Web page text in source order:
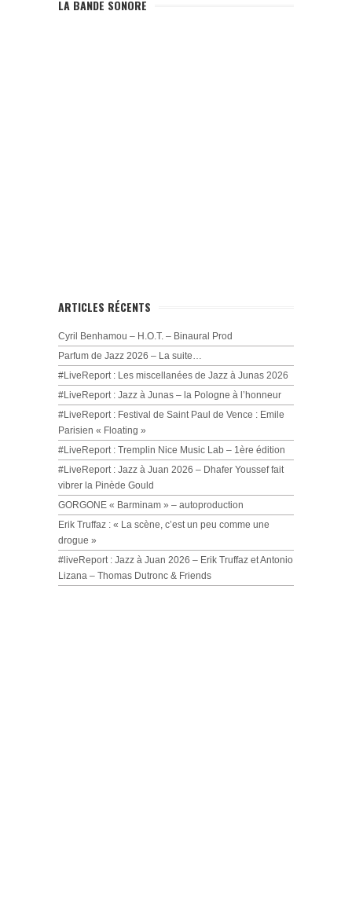
LA BANDE SONORE
ARTICLES RÉCENTS
Cyril Benhamou – H.O.T. – Binaural Prod
Parfum de Jazz 2026 – La suite…
#LiveReport : Les miscellanées de Jazz à Junas 2026
#LiveReport : Jazz à Junas – la Pologne à l’honneur
#LiveReport : Festival de Saint Paul de Vence : Emile
Parisien « Floating »
#LiveReport : Tremplin Nice Music Lab – 1ère édition
#LiveReport : Jazz à Juan 2026 – Dhafer Youssef fait
vibrer la Pinède Gould
GORGONE « Barminam » – autoproduction
Erik Truffaz : « La scène, c’est un peu comme une
drogue »
#liveReport : Jazz à Juan 2026 – Erik Truffaz et Antonio
Lizana – Thomas Dutronc & Friends